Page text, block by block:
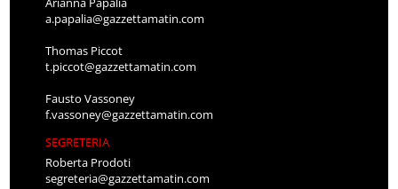
a.papalia@gazzettamatin.com
Thomas Piccot
t.piccot@gazzettamatin.com
Fausto Vassoney
f.vassoney@gazzettamatin.com
SEGRETERIA
Roberta Prodoti
segreteria@gazzettamatin.com